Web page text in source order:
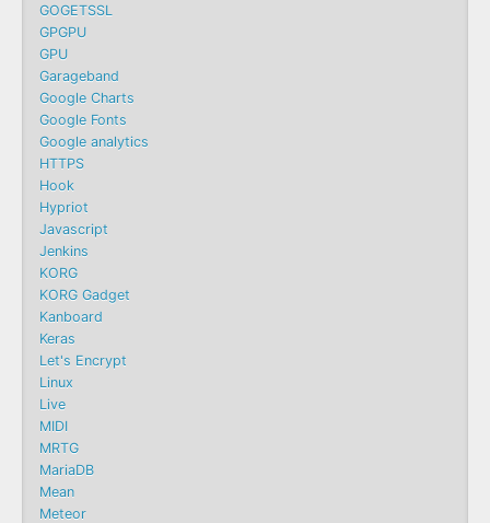
GOGETSSL
GPGPU
GPU
Garageband
Google Charts
Google Fonts
Google analytics
HTTPS
Hook
Hypriot
Javascript
Jenkins
KORG
KORG Gadget
Kanboard
Keras
Let's Encrypt
Linux
Live
MIDI
MRTG
MariaDB
Mean
Meteor